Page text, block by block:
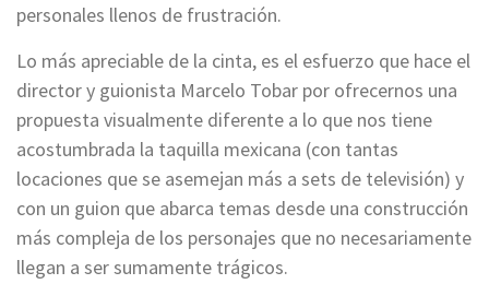
personales llenos de frustración.
Lo más apreciable de la cinta, es el esfuerzo que hace el
director y guionista Marcelo Tobar por ofrecernos una
propuesta visualmente diferente a lo que nos tiene
acostumbrada la taquilla mexicana (con tantas
locaciones que se asemejan más a sets de televisión) y
con un guion que abarca temas desde una construcción
más compleja de los personajes que no necesariamente
llegan a ser sumamente trágicos.